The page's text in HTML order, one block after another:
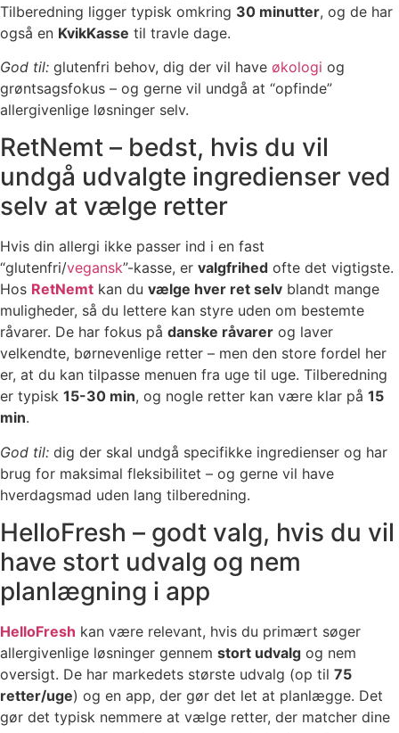
Tilberedning ligger typisk omkring 30 minutter, og de har
også en KvikKasse til travle dage.
God til: glutenfri behov, dig der vil have økologi og
grøntsagsfokus – og gerne vil undgå at “opfinde”
allergivenlige løsninger selv.
RetNemt – bedst, hvis du vil
undgå udvalgte ingredienser ved
selv at vælge retter
Hvis din allergi ikke passer ind i en fast
“glutenfri/vegansk”-kasse, er valgfrihed ofte det vigtigste.
Hos RetNemt kan du vælge hver ret selv blandt mange
muligheder, så du lettere kan styre uden om bestemte
råvarer. De har fokus på danske råvarer og laver
velkendte, børnevenlige retter – men den store fordel her
er, at du kan tilpasse menuen fra uge til uge. Tilberedning
er typisk 15-30 min, og nogle retter kan være klar på 15
min.
God til: dig der skal undgå specifikke ingredienser og har
brug for maksimal fleksibilitet – og gerne vil have
hverdagsmad uden lang tilberedning.
HelloFresh – godt valg, hvis du vil
have stort udvalg og nem
planlægning i app
HelloFresh kan være relevant, hvis du primært søger
allergivenlige løsninger gennem stort udvalg og nem
oversigt. De har markedets største udvalg (op til 75
retter/uge) og en app, der gør det let at planlægge. Det
gør det typisk nemmere at vælge retter, der matcher dine